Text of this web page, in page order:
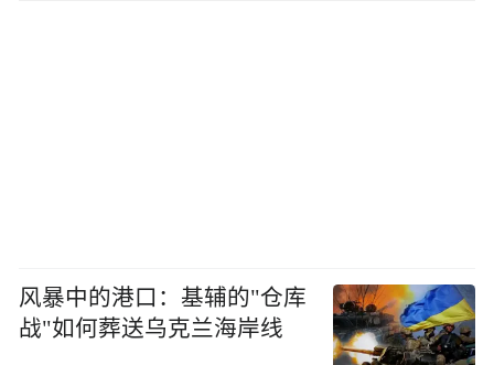
风暴中的港口：基辅的"仓库
战"如何葬送乌克兰海岸线